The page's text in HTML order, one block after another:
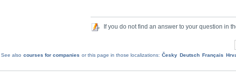
If you do not find an answer to your question in
See also courses for companies or this page in those localizations: Česky Deutsch Français